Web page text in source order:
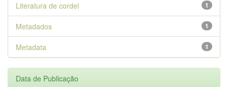
1
Literatura de cordel
1
Metadados
1
Metadata
Data de Publicação